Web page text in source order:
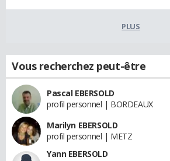
PLUS
Vous recherchez peut-être
Pascal EBERSOLD
profil personnel | BORDEAUX
Marilyn EBERSOLD
profil personnel | METZ
Yann EBERSOLD